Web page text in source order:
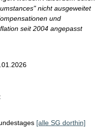
nicht ausgeweitet
und
seit 2004 angepasst
[alle SG dorthin]